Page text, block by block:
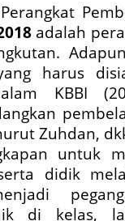
adalah
harus
KBBI
Zuhdan,
untuk
didik
di kelas,